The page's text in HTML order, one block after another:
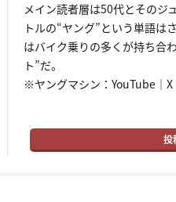
メイン読者層は50代とそのジ
トルの“ヤング”という単語は
はバイク乗りの多くが持ち合
ト”だ。
※ヤングマシン： YouTube｜ X
投